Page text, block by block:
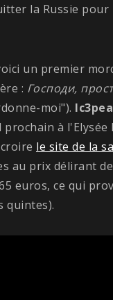
la Russie
un premier
: Господи,
moi").
prochain à
le site de la
au prix délirant
euros, ce qui
quintes).